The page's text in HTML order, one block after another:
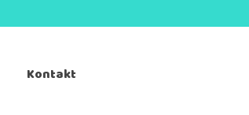
Kontakt